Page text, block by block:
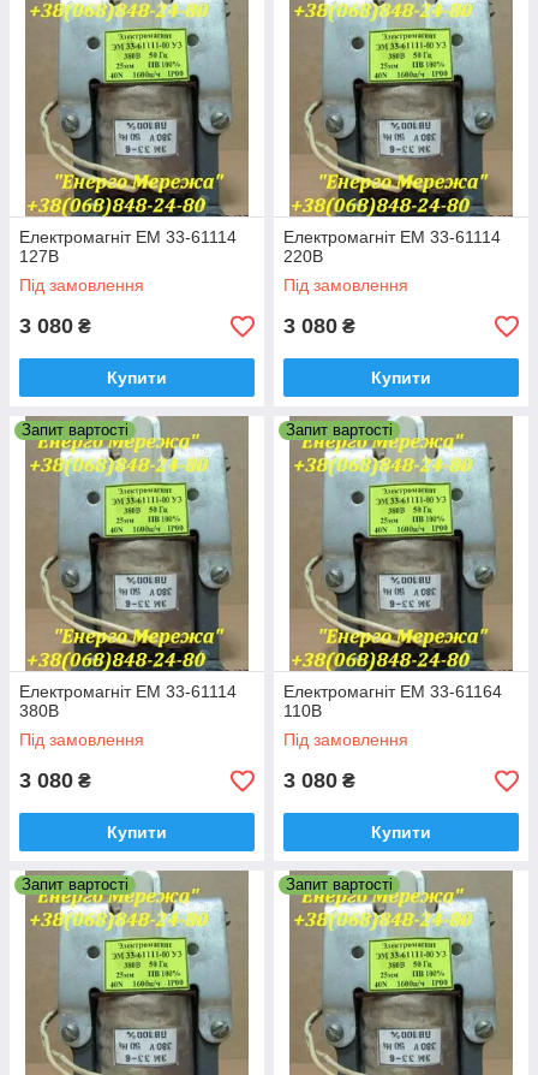
Електромагніт ЕМ 33-61114
127В
Під замовлення
3 080 ₴
Купити
Електромагніт ЕМ 33-61114
220В
Під замовлення
3 080 ₴
Купити
Запит вартості
Електромагніт ЕМ 33-61114
380В
Під замовлення
3 080 ₴
Купити
Запит вартості
Електромагніт ЕМ 33-61164
110В
Під замовлення
3 080 ₴
Купити
Запит вартості Запит вартості